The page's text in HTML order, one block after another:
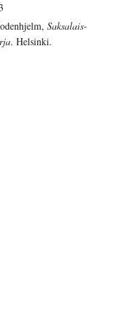
Saksalais-
. Helsinki.